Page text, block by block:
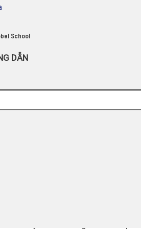
School
DẪN
ans02
what you’re looking for. Perhaps